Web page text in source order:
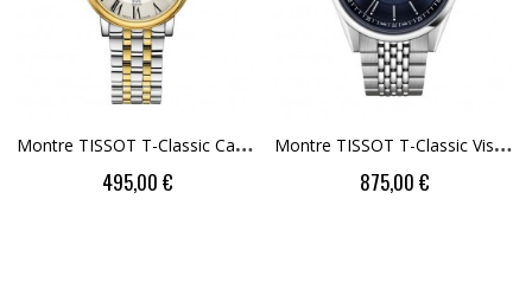
M
Ontre TISSOT T-Classic Carson Premium Lady...
Price
495,00 €
M
Ontre TISSOT T-Classic Visodate 39mm...
Price
875,00 €